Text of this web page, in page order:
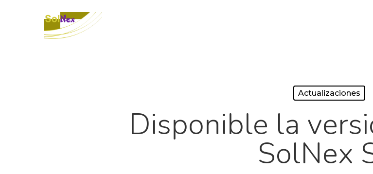
Actualizaciones
Disponible la
SolNex